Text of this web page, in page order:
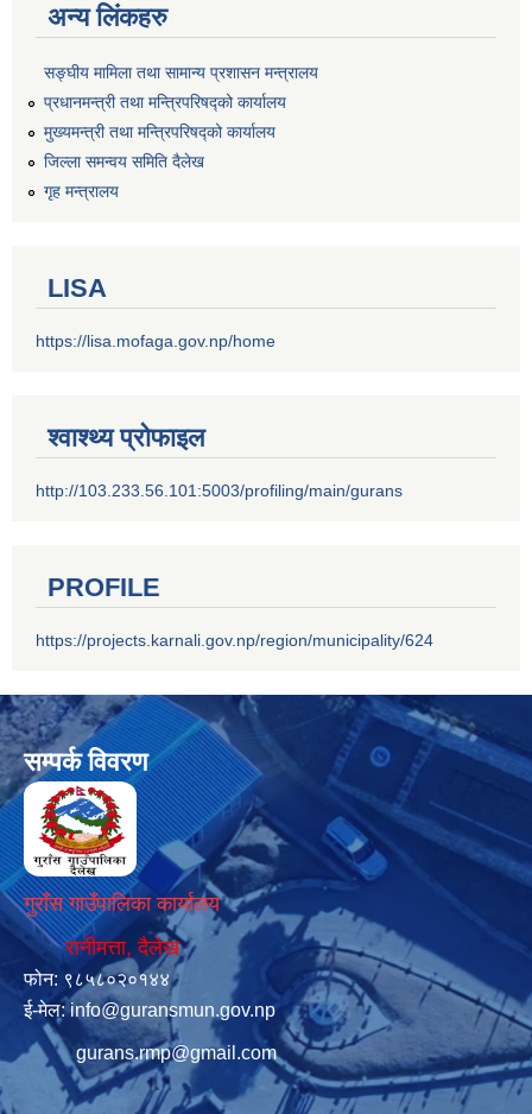
अन्य लिंकहरु
सङ्‍घीय मामिला तथा सामान्य प्रशासन मन्त्रालय
प्रधानमन्त्री तथा मन्त्रिपरिषद्को कार्यालय
मुख्यमन्त्री तथा मन्त्रिपरिषद्को कार्यालय
जिल्ला समन्वय समिति दैलेख
गृह मन्त्रालय
LISA
https://lisa.mofaga.gov.np/home
श्वाश्थ्य प्रोफाइल
http://103.233.56.101:5003/profiling/main/gurans
PROFILE
https://projects.karnali.gov.np/region/municipality/624
सम्पर्क विवरण
गुराँस गाउँपालिका कार्यालय
रानीमत्ता, दैलेख
फोन: ९८५८०२०१४४
ई-मेल:info@guransmun.gov.np
gurans.rmp@gmail.com